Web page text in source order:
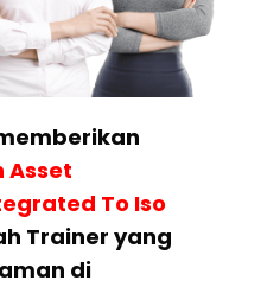
Asset
To Iso
Trainer yang
di